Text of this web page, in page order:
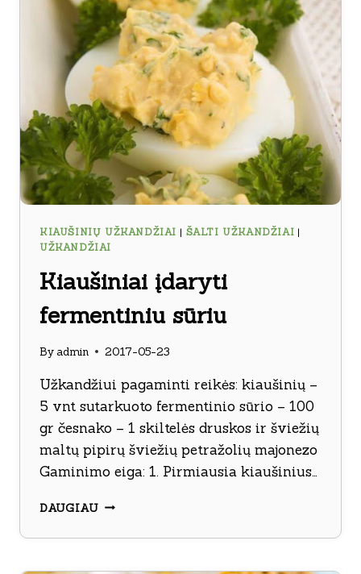
KIAUŠINIŲ UŽKANDŽIAI | ŠALTI UŽKANDŽIAI |
UŽKANDŽIAI
Kiaušiniai įdaryti
fermentiniu sūriu
By admin 2017-05-23
Užkandžiui pagaminti reikės: kiaušinių –
5 vnt sutarkuoto fermentinio sūrio – 100
gr česnako – 1 skiltelės druskos ir šviežių
maltų pipirų šviežių petražolių majonezo
Gaminimo eiga: 1. Pirmiausia kiaušinius…
DAUGIAUKIAUŠINIAI
FERMENTINIU